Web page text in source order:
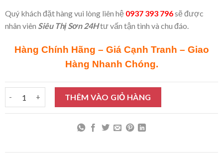
Quý khách đặt hàng vui lòng liên hệ 0937 393 796sẽ được
nhân viên Siêu Thị Sơn 24Htư vấn tận tình và chu đáo.
Hàng Chính Hãng – Giá Cạnh Tranh – Giao
Hàng Nhanh Chóng.
Sơn chịu nhiệt Nanpao Silver 600 độ C 18Kg số lượng
THÊM VÀO GIỎ HÀNG